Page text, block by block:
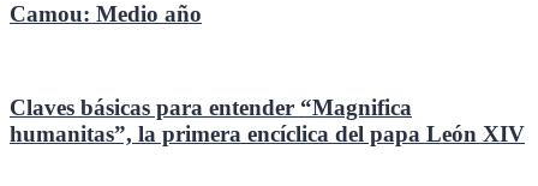
Camou: Medio año
Claves básicas para entender “Magnifica
humanitas”, la primera encíclica del papa León XIV